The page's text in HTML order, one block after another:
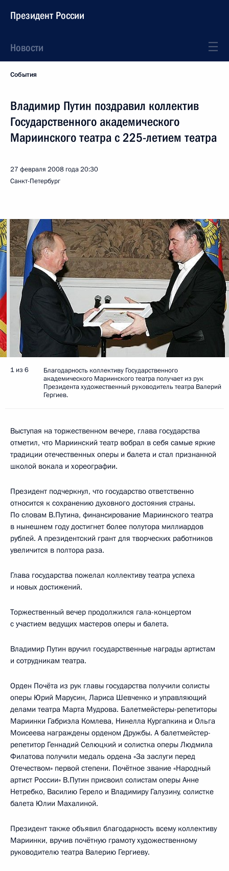
Президент России
Новости
События
Владимир Путин поздравил коллектив
Государственного академического
Мариинского театра с 225-летием театра
27 февраля 2008 года20:30
Санкт-Петербург
1 из 6
Благодарность коллективу Государственного
академического Мариинского театра получает из рук
Президента художественный руководитель театра Валерий
Гергиев.
Выступая на торжественном вечере, глава государства
отметил, что Мариинский театр вобрал в себя самые яркие
традиции отечественных оперы и балета и стал признанной
школой вокала и хореографии.
Президент подчеркнул, что государство ответственно
относится к сохранению духовного достояния страны.
По словам В.Путина, финансирование Мариинского театра
в нынешнем году достигнет более полутора миллиардов
рублей. А президентский грант для творческих работников
увеличится в полтора раза.
Глава государства пожелал коллективу театра успеха
и новых достижений.
Торжественный вечер продолжился гала-концертом
с участием ведущих мастеров оперы и балета.
Владимир Путин вручил государственные награды артистам
и сотрудникам театра.
Орден Почёта из рук главы государства получили солисты
оперы Юрий Марусин, Лариса Шевченко и управляющий
делами театра Марта Мудрова. Балетмейстеры-репетиторы
Мариинки Габриэла Комлева, Нинелла Кургапкина и Ольга
Моисеева награждены орденом Дружбы. А балетмейстер-
репетитор Геннадий Селюцкий и солистка оперы Людмила
Филатова получили медаль ордена «За заслуги перед
Отечеством» первой степени. Почётное звание «Народный
артист России» В.Путин присвоил солистам оперы Анне
Нетребко, Василию Герело и Владимиру Галузину, солистке
балета Юлии Махалиной.
Президент также объявил благодарность всему коллективу
Мариинки, вручив почётную грамоту художественному
руководителю театра Валерию Гергиеву.